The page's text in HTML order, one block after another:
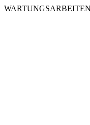
WARTUNGSARBEITEN